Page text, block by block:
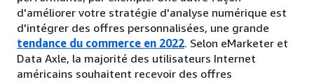
d'améliorer votre stratégie d'analyse numérique est
d'intégrer des offres personnalisées, une grande
tendance du commerce en 2022. Selon eMarketer et
Data Axle, la majorité des utilisateurs Internet
américains souhaitent recevoir des offres